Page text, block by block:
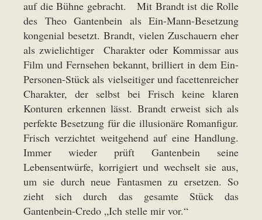
auf die Bühne gebracht. Mit Brandt ist die Rolle
des Theo Gantenbein als Ein-Mann-Besetzung
kongenial besetzt. Brandt, vielen Zuschauern eher
als zwielichtiger Charakter oder Kommissar aus
Film und Fernsehen bekannt, brilliert in dem Ein-
Personen-Stück als vielseitiger und facettenreicher
Charakter, der selbst bei Frisch keine klaren
Konturen erkennen lässt. Brandt erweist sich als
perfekte Besetzung für die illusionäre Romanfigur.
Frisch verzichtet weitgehend auf eine Handlung.
Immer wieder prüft Gantenbein seine
Lebensentwürfe, korrigiert und wechselt sie aus,
um sie durch neue Fantasmen zu ersetzen. So
zieht sich durch das gesamte Stück das
Gantenbein-Credo „Ich stelle mir vor.“